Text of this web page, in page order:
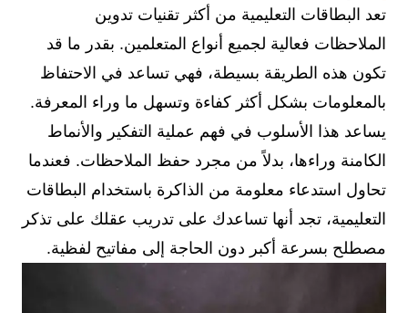
تعد البطاقات التعليمية من أكثر تقنيات تدوين
الملاحظات فعالية لجميع أنواع المتعلمين. بقدر ما قد
تكون هذه الطريقة بسيطة، فهي تساعد في الاحتفاظ
بالمعلومات بشكل أكثر كفاءة وتسهل ما وراء المعرفة.
يساعد هذا الأسلوب في فهم عملية التفكير والأنماط
الكامنة وراءها، بدلاً من مجرد حفظ الملاحظات. فعندما
تحاول استدعاء معلومة من الذاكرة باستخدام البطاقات
التعليمية، تجد أنها تساعدك على تدريب عقلك على تذكر
مصطلح بسرعة أكبر دون الحاجة إلى مفاتيح لفظية.